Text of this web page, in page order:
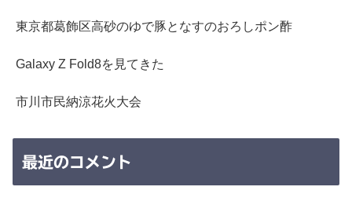
東京都葛飾区高砂のゆで豚となすのおろしポン酢
Galaxy Z Fold8を見てきた
市川市民納涼花火大会
最近のコメント